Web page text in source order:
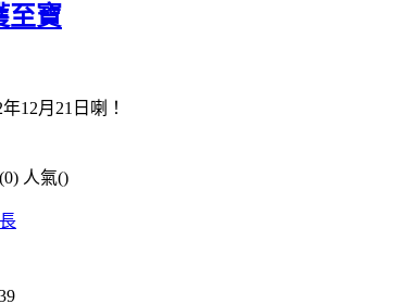
至寶
12月21日喇！
(0) 人氣()